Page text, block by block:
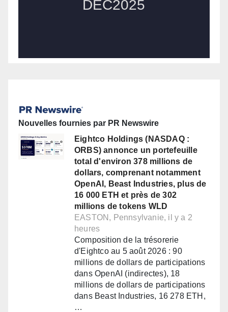
Nouvelles fournies par PR Newswire
Eightco Holdings (NASDAQ :
ORBS) annonce un portefeuille
total d'environ 378 millions de
dollars, comprenant notamment
OpenAI, Beast Industries, plus de
16 000 ETH et près de 302
millions de tokens WLD
EASTON, Pennsylvanie, il y a 2
heures
Composition de la trésorerie
d'Eightco au 5 août 2026 : 90
millions de dollars de participations
dans OpenAI (indirectes), 18
millions de dollars de participations
dans Beast Industries, 16 278 ETH,
…